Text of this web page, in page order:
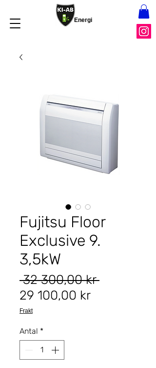
Energi
Fujitsu Floor
Exclusive 9.
3,5kW
32 300,00 kr Ordinarie
29 100,00 krReapris
Frakt
Antal *